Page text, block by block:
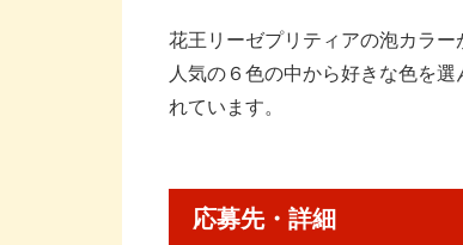
花王リーゼプリティアの泡カラ
人気の６色の中から好きな色を
れています。
応募先・詳細